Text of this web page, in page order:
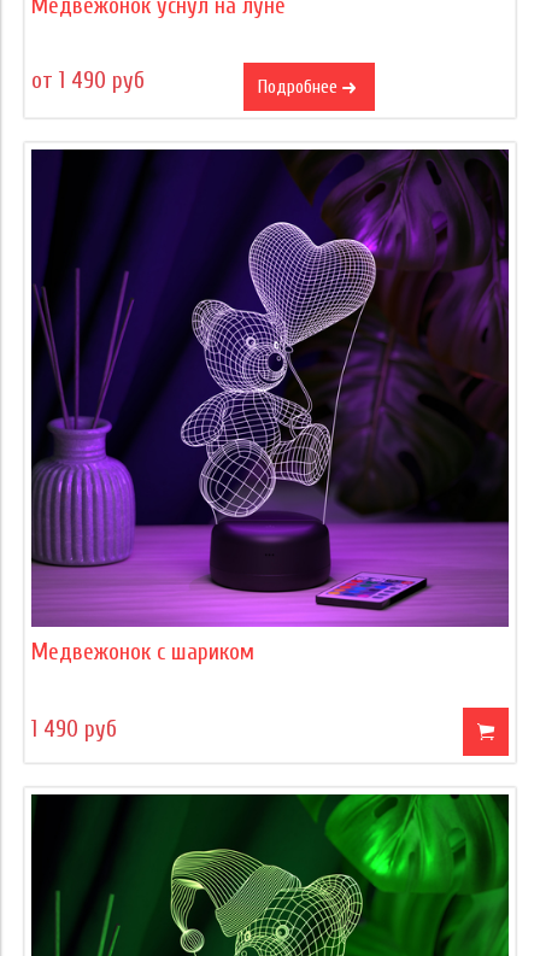
Медвежонок уснул на луне
от 1 490 руб Подробнее
Медвежонок с шариком
1 490 руб